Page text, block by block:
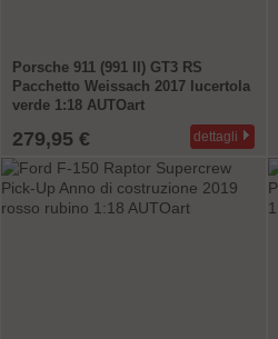
Porsche 911 (991 II) GT3 RS
Pacchetto Weissach 2017 lucertola
verde 1:18 AUTOart
279,95 € dettagli